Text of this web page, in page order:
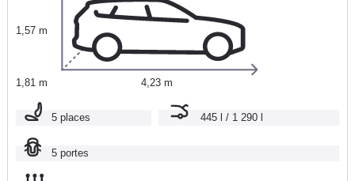
1,57 m
1,81 m 4,23 m
5 places 445 l / 1 290 l
5 portes